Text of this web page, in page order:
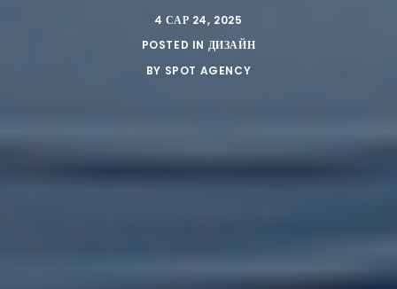
4 САР 24, 2025
POSTED IN ДИЗАЙН
BY SPOT AGENCY